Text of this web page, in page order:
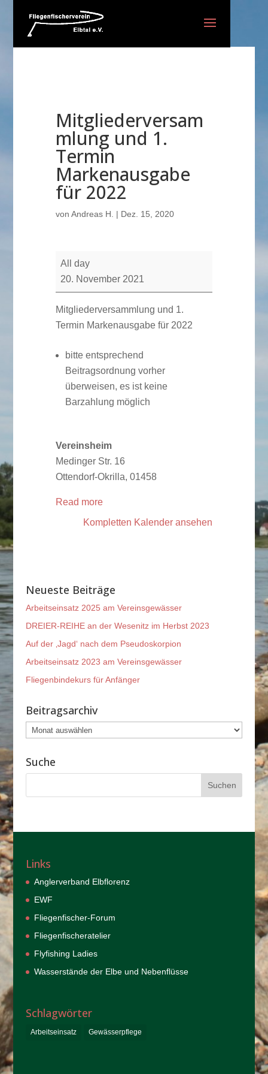
Mitgliederversam
mlung und 1.
Termin
Markenausgabe
für 2022
von Andreas H. | Dez. 15, 2020
Mitgliederversammlung
und
Termin
Markenausgabe
2022
All day
20. November 2021
Mitgliederversammlung und 1.
Termin Markenausgabe für 2022
bitte entsprechend
Beitragsordnung vorher
überweisen, es ist keine
Barzahlung möglich
Vereinsheim
Medinger Str. 16
Ottendorf-Okrilla, 01458
Read more
Kompletten Kalender ansehen
Neueste Beiträge
Arbeitseinsatz 2025 am Vereinsgewässer
DREIER-REIHE an der Wesenitz im Herbst 2023
Auf der ‚Jagd‘ nach dem Pseudoskorpion
Arbeitseinsatz 2023 am Vereinsgewässer
Fliegenbindekurs für Anfänger
Beitragsarchiv
Beitragsarchiv
Suche
Links
Anglerverband Elbflorenz
EWF
Fliegenfischer-Forum
Fliegenfischeratelier
Flyfishing Ladies
Wasserstände der Elbe und Nebenflüsse
Schlagwörter
Arbeitseinsatz Gewässerpflege